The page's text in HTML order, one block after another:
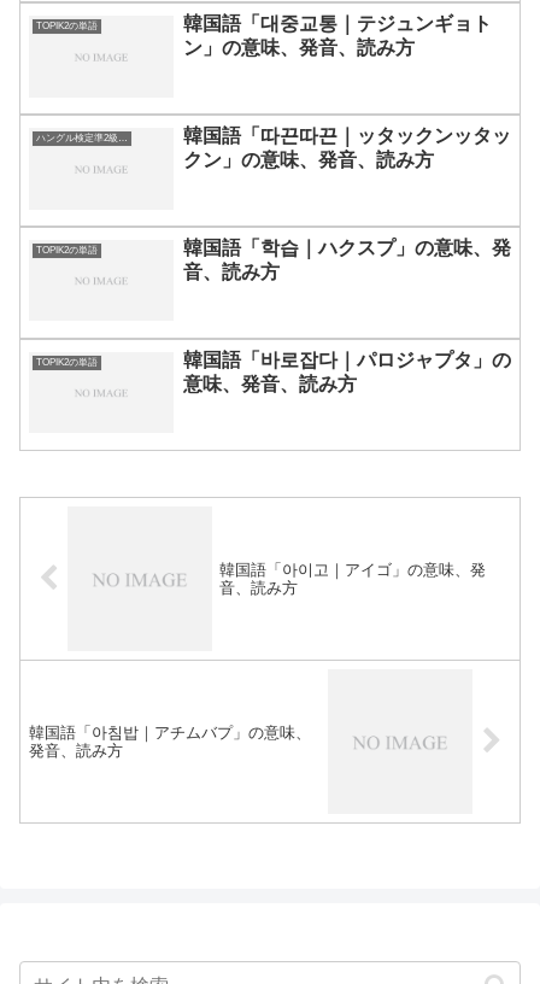
TOPIK2の単語
韓国語「대중교통｜テジュンギョト
ン」の意味、発音、読み方
ハングル検定準2級の単語
韓国語「따끈따끈｜ッタックンッタッ
クン」の意味、発音、読み方
TOPIK2の単語
韓国語「학습｜ハクスプ」の意味、発
音、読み方
TOPIK2の単語
韓国語「바로잡다｜パロジャプタ」の
意味、発音、読み方
韓国語「아이고｜アイゴ」の意味、発
音、読み方
韓国語「아침밥｜アチムバプ」の意味、
発音、読み方